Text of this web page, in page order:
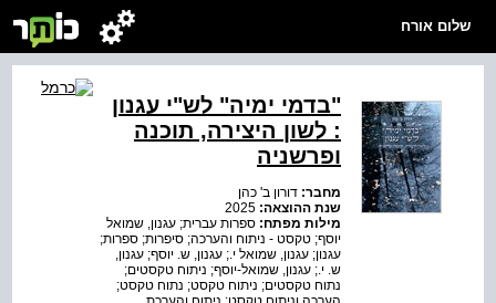
שלום אורח
"בדמי ימיה" לש"י עגנון
: לשון היצירה, תוכנה
ופרשניה
מחבר: דורון ב' כהן
שנת ההוצאה:
מילות מפתח: ספרות עברית; עגנון, שמואל
יוסף; טקסט - ניתוח והערכה; סיפרות; ספרות;
עגנון; עגנון, שמואל י.; עגנון, ש. יוסף; עגנון,
ש. י.; עגנון, שמואל-יוסף; ניתוח טקסטים;
נתוח טקסטים; ניתוח טקסט; נתוח טקסט;